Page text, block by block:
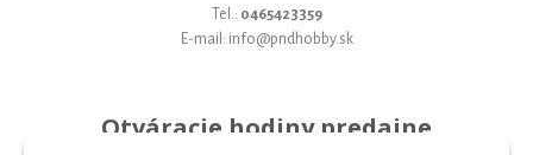
Tel.: 0465423359
E-mail: info@pndhobby.sk
Otváracie hodiny predajne